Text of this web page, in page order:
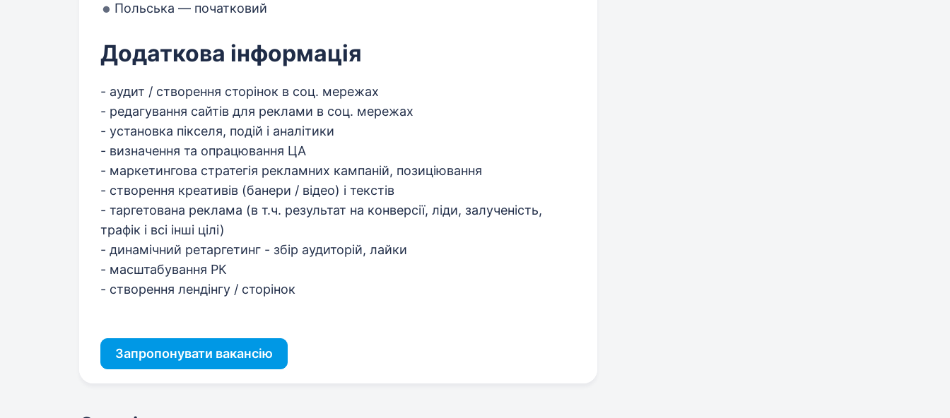
Польська — початковий
Додаткова інформація
- аудит / створення сторінок в соц. мережах
- редагування сайтів для реклами в соц. мережах
- установка пікселя, подій і аналітики
- визначення та опрацювання ЦА
- маркетингова стратегія рекламних кампаній, позиціювання
- створення креативів (банери / відео) і текстів
- таргетована реклама (в т.ч. результат на конверсії, ліди, залученість,
трафік і всі інші цілі)
- динамічний ретаргетинг - збір аудиторій, лайки
- масштабування РК
- створення лендінгу / сторінок
Запропонувати вакансію